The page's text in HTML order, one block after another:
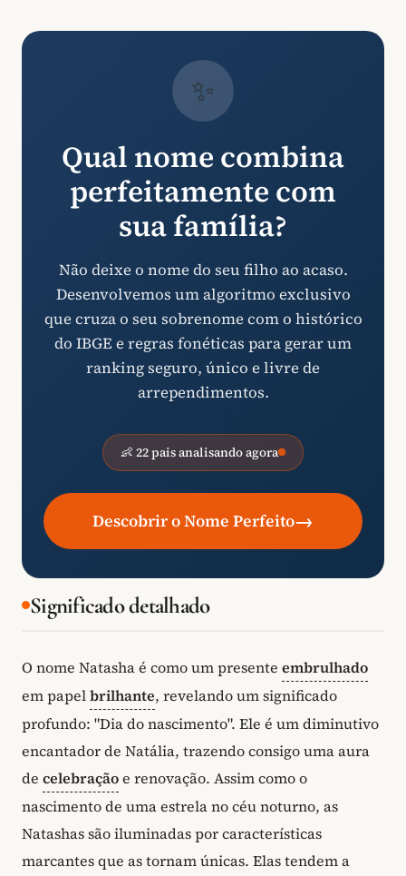
✨
Qual nome combina
perfeitamente com
sua família?
Não deixe o nome do seu filho ao acaso.
Desenvolvemos um algoritmo exclusivo
que cruza o seu sobrenome com o histórico
do IBGE e regras fonéticas para gerar um
ranking seguro, único e livre de
arrependimentos.
👶 22 pais analisando agora
Descobrir o Nome Perfeito→
Significado detalhado
O nome Natasha é como um presente embrulhado
em papelbrilhante, revelando um significado
profundo: "Dia do nascimento". Ele é um diminutivo
encantador de Natália, trazendo consigo uma aura
de celebraçãoe renovação. Assim como o
nascimento de uma estrela no céu noturno, as
Natashas são iluminadas por características
marcantes que as tornam únicas. Elas tendem a